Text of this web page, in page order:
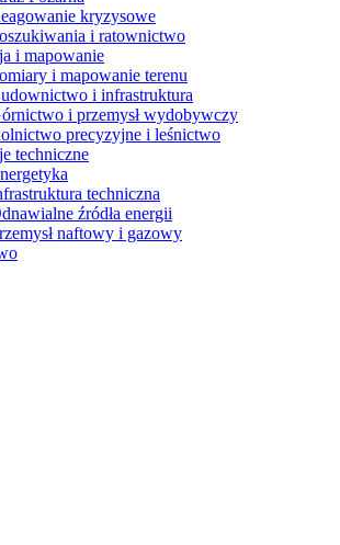
kryzysowe
i ratownictwo
i mapowanie
i mapowanie terenu
i infrastruktura
i przemysł wydobywczy
precyzyjne i leśnictwo
techniczne
techniczna
źródła energii
naftowy i gazowy